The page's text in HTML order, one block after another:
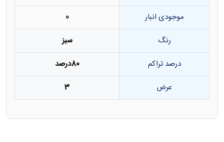
موجودی انبار
0
رنگ
سبز
درصد تراکم
80درصد
عرض
3